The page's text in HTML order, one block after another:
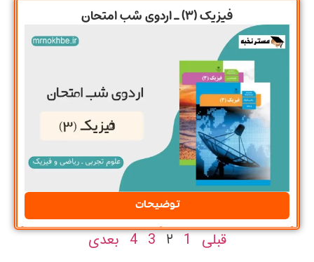
فیزیک (3) ـ اردوی شب امتحان
توضیحات
قبلی 1
2
3
4 بعدی